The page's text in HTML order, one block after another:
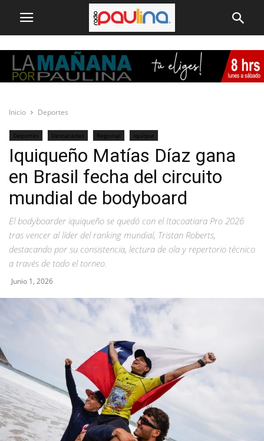
Inicio Deportes
Deportes Destacadas Regional Iquique
Iquiqueño Matías Díaz gana
en Brasil fecha del circuito
mundial de bodyboard
El bodyboarder iquiqueño se quedó con el Itacoatiara Pro 2026
tras vencer al líder del ranking mundial, Tristan Roberts,
destacando por su consistencia, lectura de ola y repertorio técnico
a través de todo el torneo.
Junio 1, 2026